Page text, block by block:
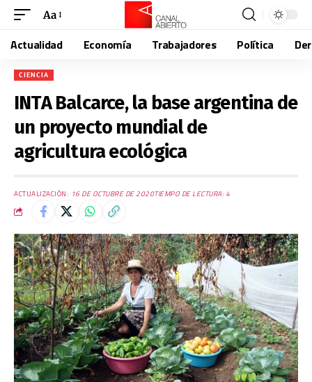
Aa
Actualidad Economía Trabajadores Política
CIENCIA
INTA Balcarce, la base argentina de
un proyecto mundial de
agricultura ecológica
ACTUALIZACIÓN: 16 DE OCTUBRE DE 2020TIEMPO DE LECTURA: 4